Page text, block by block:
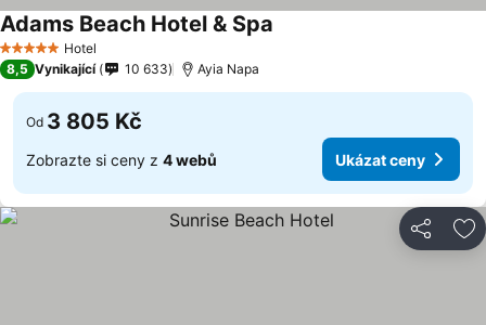
5 Počet hvězdiček
Hotel
Adams Beach Hotel & Spa
8,5 Vynikající 10 633 Ayia Napa
Od 3 805 Kč
Zobrazte si ceny z 4 webů Ukázat ceny
Sdílet